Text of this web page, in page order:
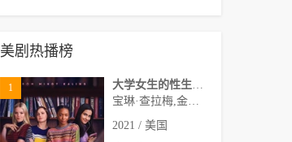
美剧热播榜
1
2021 / 美国